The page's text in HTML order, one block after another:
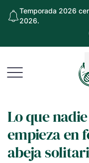
Temporada 2026
2026.
Lo que
empieza en
abeja